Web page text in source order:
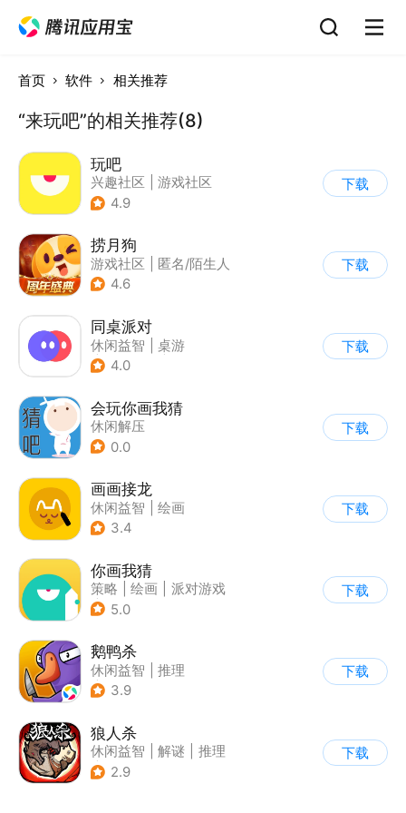
首页 软件 相关推荐
“来玩吧”的相关推荐(8)
玩吧
兴趣社区
游戏社区
4.9
下载
捞月狗
游戏社区
匿名/陌生人
4.6
下载
同桌派对
休闲益智
桌游
| 派对游戏
4.0
下载
会玩你画我猜
休闲解压
0.0
下载
画画接龙
休闲益智
绘画
3.4
下载
你画我猜
策略 绘画
派对游戏
| 卡通
5.0
下载
鹅鸭杀
休闲益智
推理
| 金山世游
3.9
下载
狼人杀
休闲益智 解谜
推理
| 狼人杀
2.9
下载